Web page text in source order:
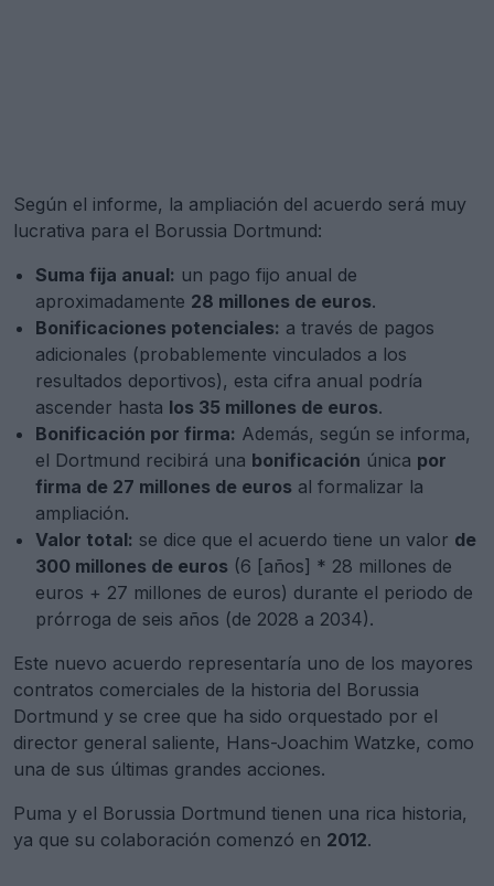
Según el informe, la ampliación del acuerdo será muy
lucrativa para el Borussia Dortmund:
Suma fija anual: un pago fijo anual de
aproximadamente 28 millones de euros.
Bonificaciones potenciales: a través de pagos
adicionales (probablemente vinculados a los
resultados deportivos), esta cifra anual podría
ascender hasta los 35 millones de euros.
Bonificación por firma: Además, según se informa,
el Dortmund recibirá una bonificación única por
firma de 27 millones de euros al formalizar la
ampliación.
Valor total: se dice que el acuerdo tiene un valor de
300 millones de euros (6 [años] * 28 millones de
euros + 27 millones de euros) durante el periodo de
prórroga de seis años (de 2028 a 2034).
Este nuevo acuerdo representaría uno de los mayores
contratos comerciales de la historia del Borussia
Dortmund y se cree que ha sido orquestado por el
director general saliente, Hans-Joachim Watzke, como
una de sus últimas grandes acciones.
Puma y el Borussia Dortmund tienen una rica historia,
ya que su colaboración comenzó en 2012.